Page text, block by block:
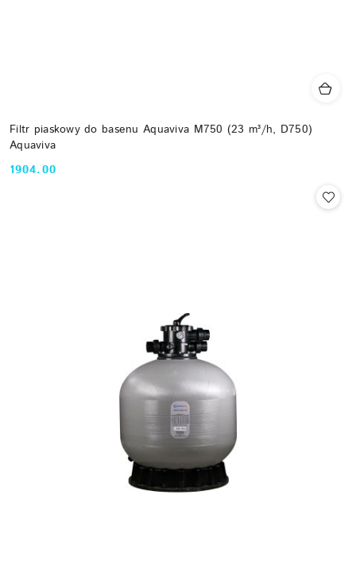
Filtr piaskowy do basenu Aquaviva M750 (23 m³/h, D750)
Aquaviva
Cena:
1904.00